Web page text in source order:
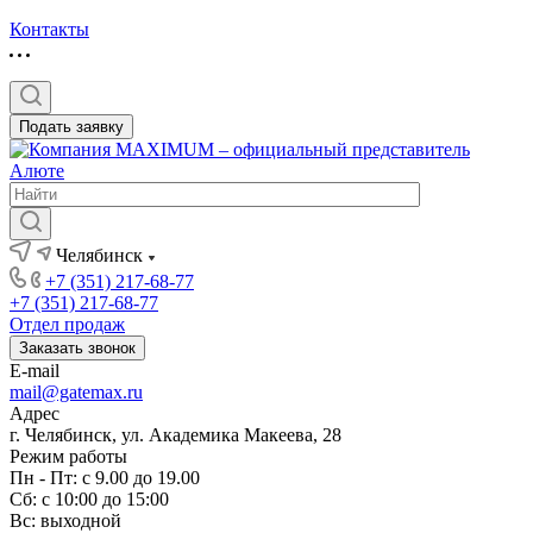
Контакты
Подать заявку
Челябинск
+7 (351) 217-68-77
+7 (351) 217-68-77
Отдел продаж
Заказать звонок
E-mail
mail@gatemax.ru
Адрес
г. Челябинск, ул. Академика Макеева, 28
Режим работы
Пн - Пт: с 9.00 до 19.00
Сб: с 10:00 до 15:00
Вс: выходной